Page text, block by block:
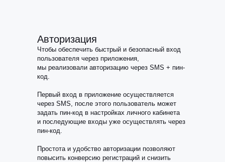
Авторизация
Чтобы обеспечить быстрый и безопасный вход
пользователя через приложения,
мы реализовали авторизацию через SMS + пин-
код.
Первый вход в приложение осуществляется
через SMS, после этого пользователь может
задать пин-код в настройках личного кабинета
и последующие входы уже осуществлять через
пин-код.
Простота и удобство авторизации позволяют
повысить конверсию регистраций и снизить